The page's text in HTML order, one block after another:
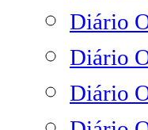
Diário
Diário
Diário